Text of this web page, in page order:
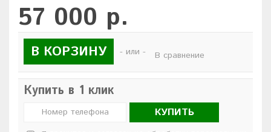
57 000 р.
В КОРЗИНУ - или - В сравнение
Купить в 1 клик
КУПИТЬ